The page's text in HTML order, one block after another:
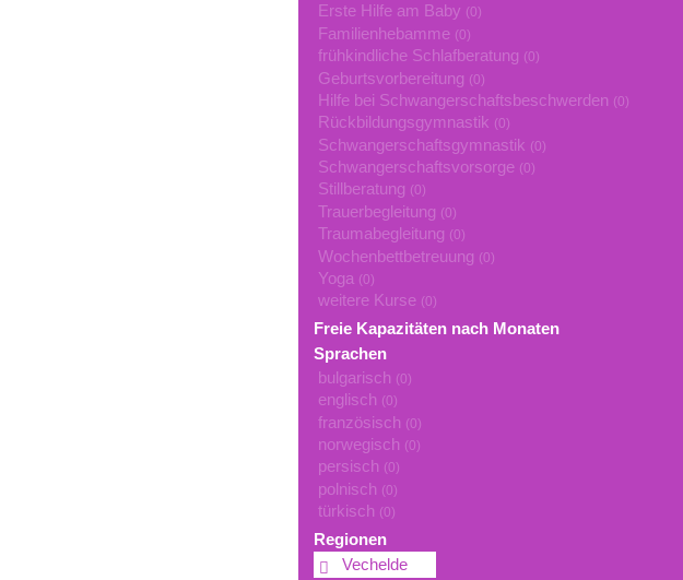
Erste Hilfe am Baby (0)
Familienhebamme (0)
frühkindliche Schlafberatung (0)
Geburtsvorbereitung (0)
Hilfe bei Schwangerschaftsbeschwerden (0)
Rückbildungsgymnastik (0)
Schwangerschaftsgymnastik (0)
Schwangerschaftsvorsorge (0)
Stillberatung (0)
Trauerbegleitung (0)
Traumabegleitung (0)
Wochenbettbetreuung (0)
Yoga (0)
weitere Kurse (0)
Freie Kapazitäten nach Monaten
Sprachen
bulgarisch (0)
englisch (0)
französisch (0)
norwegisch (0)
persisch (0)
polnisch (0)
türkisch (0)
Regionen
Vechelde